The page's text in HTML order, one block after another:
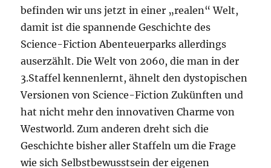
befinden wir uns jetzt in einer „realen“ Welt,
damit ist die spannende Geschichte des
Science-Fiction Abenteuerparks allerdings
auserzählt. Die Welt von 2060, die man in der
3.Staffel kennenlernt, ähnelt den dystopischen
Versionen von Science-Fiction Zukünften und
hat nicht mehr den innovativen Charme von
Westworld. Zum anderen dreht sich die
Geschichte bisher aller Staffeln um die Frage
wie sich Selbstbewusstsein der eigenen